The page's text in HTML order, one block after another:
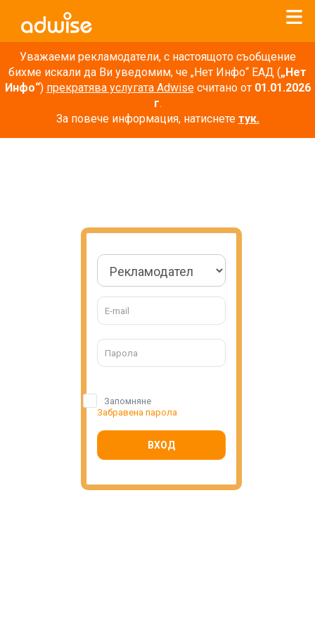
Уважаеми рекламодатели, с настоящото съобщение
бихме искали да Ви уведомим, че „Нет Инфо“ ЕАД („Нет
Инфо“) прекратява услугата Adwiseсчитано от 01.01.2026
г.
За повече информация, натиснете тук.
Запомняне
Забравена парола
ВХОД